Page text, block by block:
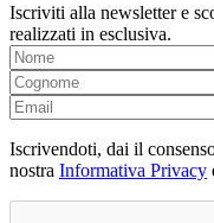
Iscriviti alla newsletter e
realizzati in esclusiva.
Iscrivendoti, dai il
nostra Informativa Privacy